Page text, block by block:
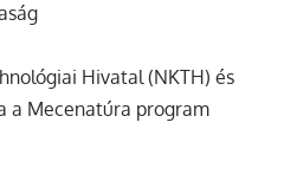
Hivatal (NKTH) és
a Mecenatúra program